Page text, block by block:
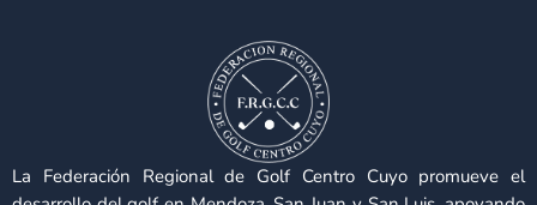
La Federación Regional de Golf Centro Cuyo promueve el